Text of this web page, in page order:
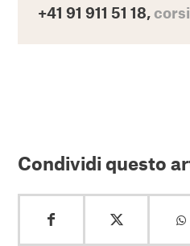
+41 91 911 51 18,
Condividi questo